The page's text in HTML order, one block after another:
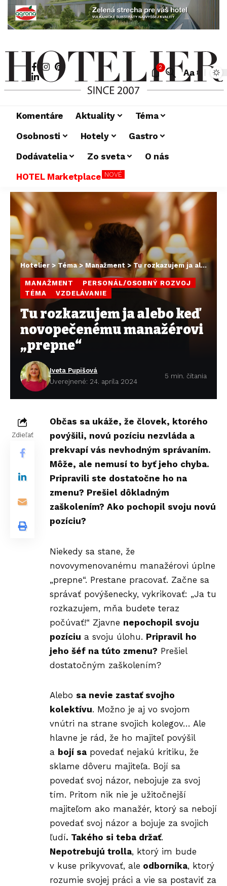
2
Aa
Komentáre Aktuality
Téma
Osobnosti
Hotely
Gastro
Dodávatelia
Zo sveta
O nás
HOTEL Marketplace NOVÉ
Hotelier >Téma> Manažment>Tu rozkazujem ja alebo keď novopečenému manažérovi „prepne“
MANAŽMENT
PERSONÁL/OSOBNÝ ROZVOJ
TÉMA
VZDELÁVANIE
Tu rozkazujem ja alebo keď
novopečenému manažérovi
„prepne“
Iveta Pupišová
Uverejnené: 24. apríla 2024
5 min. čítania
Zdieľať
Občas sa ukáže, že človek, ktorého
povýšili, novú pozíciu nezvláda a
prekvapí vás nevhodným správaním.
Môže, ale nemusí to byť jeho chyba.
Pripravili ste dostatočne ho na
zmenu? Prešiel dôkladným
zaškolením? Ako pochopil svoju novú
pozíciu?
Niekedy sa stane, že
novovymenovanému manažérovi úplne
„prepne“. Prestane pracovať. Začne sa
správať povýšenecky, vykrikovať: „Ja tu
rozkazujem, mňa budete teraz
počúvať!“ Zjavne nepochopil svoju
pozíciu a svoju úlohu. Pripravil ho
jeho šéf na túto zmenu? Prešiel
dostatočným zaškolením?
Alebo sa nevie zastať svojho
kolektívu. Možno je aj vo svojom
vnútri na strane svojich kolegov… Ale
hlavne je rád, že ho majiteľ povýšil
a bojí sa povedať nejakú kritiku, že
sklame dôveru majiteľa. Bojí sa
povedať svoj názor, nebojuje za svoj
tím. Pritom nik nie je užitočnejší
majiteľom ako manažér, ktorý sa nebojí
povedať svoj názor a bojuje za svojich
ľudí. Takého si teba držať.
Nepotrebujú trolla, ktorý im bude
v kuse prikyvovať, ale odborníka, ktorý
rozumie svojej práci a vie sa postaviť za